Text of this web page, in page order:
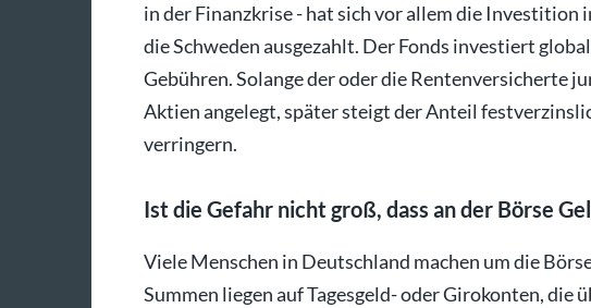
in der Finanzkrise - hat sich vor allem die Investition
die Schweden ausgezahlt. Der Fonds investiert
Gebühren. Solange der oder die Rentenversicherte
Aktien angelegt, später steigt der Anteil
verringern.
Ist die Gefahr nicht groß, dass an der Börse
Viele Menschen in Deutschland machen um die
Summen liegen auf Tagesgeld- oder Girokonten, die